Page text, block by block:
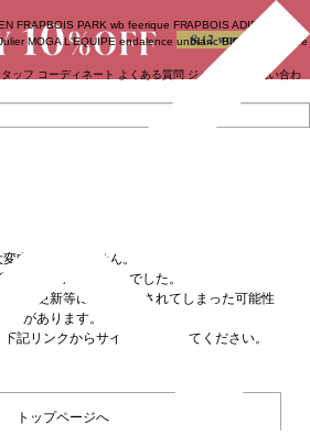
FRAPBOIS PARK wb feerique FRAPBOIS ADIEU
MOGA L'EQUIPE endalence unbilanc BIGI online store
タッフ コーディネート よくある質問 ジャーナル
お問い合わ
変申し訳ありません。
品が見つかりませんでした。
か、更新等に伴い削除されてしまった可能性
があります。
記リンクからサイトへ移動してください。
トップページへ